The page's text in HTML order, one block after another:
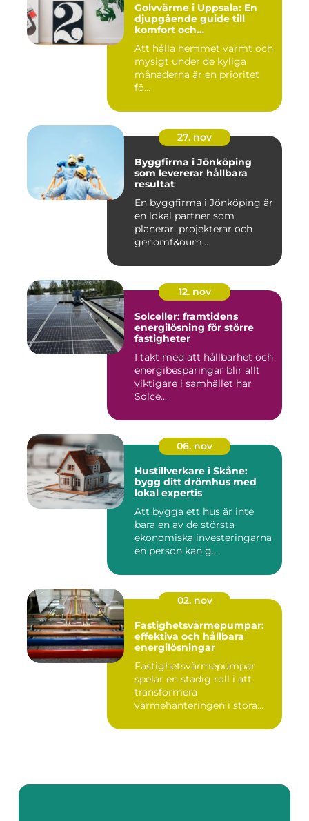
Golvvärme i Uppsala: En
djupgående guide till
komfort och
Att hålla hemmet varmt och
mysigt under de kyliga
månaderna är en prioritet
fö...
27. nov
Byggfirma i Jönköping
som levererar hållbara
resultat
En byggfirma i Jönköping är
en lokal partner som
planerar, projekterar och
genomf&oum...
12. nov
Solceller: framtidens
energilösning för större
fastigheter
I takt med att hållbarhet och
energibesparingar blir allt
viktigare i samhället har
Solce...
06. nov
Hustillverkare i Skåne:
bygg ditt drömhus med
lokal expertis
Att bygga ett hus är inte
bara en av de största
ekonomiska investeringarna
en person kan g...
02. nov
Fastighetsvärmepumpar:
effektiva och hållbara
energilösningar
Fastighetsvärmepumpar
spelar en stadig roll i att
transformera
värmehanteringen i stora